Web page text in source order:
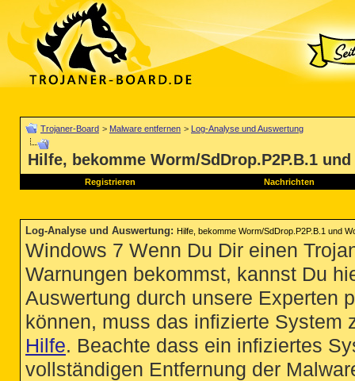
Trojaner-Board > Malware entfernen > Log-Analyse und Auswertung
Hilfe, bekomme Worm/SdDrop.P2P.B.1
Registrieren Nachrichten
Log-Analyse und Auswertung: Hilfe, bekomme Worm/SdDrop.P2P.B.1 und
Windows 7 Wenn Du Dir einen
Warnungen bekommst, kannst Du
Auswertung durch unsere Experten
können, muss das infizierte System
Hilfe. Beachte dass ein infiziertes
vollständigen Entfernung der